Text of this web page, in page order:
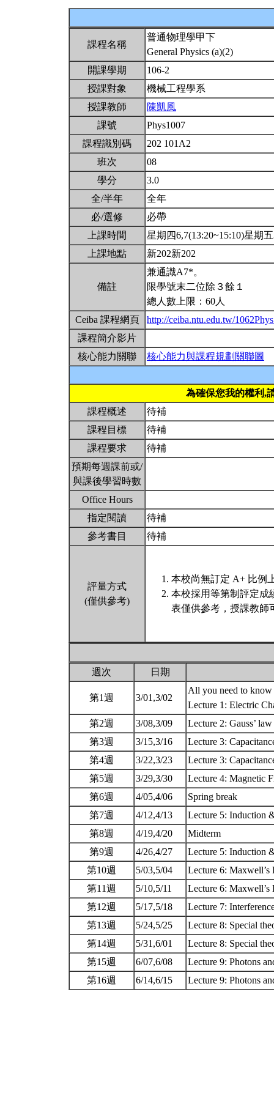
課程名稱
普通物理學甲下
General Physics (a)(2)
開課學期
106-2
授課對象
機械工程學系
授課教師
陳凱風
課號
Phys1007
課程識別碼
202 101A2
班次
08
學分
3.0
全/半年
全年
必/選修
必帶
上課時間
星期四6,7(13:20~15:10)星期
上課地點
新202新202
備註
兼通識A7*。
限學號末二位除３餘１
總人數上限：60人
Ceiba 課程網頁
http://ceiba.ntu.edu.tw/
課程簡介影片
核心能力關聯
核心能力與課程規劃關聯圖
為確保您我的權利,
課程概述
待補
課程目標
待補
課程要求
待補
預期每週課前或/
與課後學習時數
Office Hours
指定閱讀
待補
參考書目
待補
評量方式
(僅供參考)
本校尚無訂定 A+ 比例
本校採用等第制評定成
表僅供參考，授課教師
週次 日期
第1週 3/01,3/02
All you need to know
Lecture 1: Electric
第2週
3/08,3/09
Lecture 2: Gauss’
第3週
3/15,3/16
Lecture 3:
第4週
3/22,3/23
Lecture 3:
第5週
3/29,3/30
Lecture 4: Magnetic
第6週
4/05,4/06
Spring break
第7週
4/12,4/13
Lecture 5: Induction
第8週
4/19,4/20
Midterm
第9週
4/26,4/27
Lecture 5: Induction
第10週
5/03,5/04
Lecture 6: Maxwell’s
第11週
5/10,5/11
Lecture 6: Maxwell’s
第12週
5/17,5/18
Lecture 7:
第13週
5/24,5/25
Lecture 8: Special
第14週
5/31,6/01
Lecture 8: Special
第15週
6/07,6/08
Lecture 9: Photons
第16週
6/14,6/15 Lecture 9: Photons